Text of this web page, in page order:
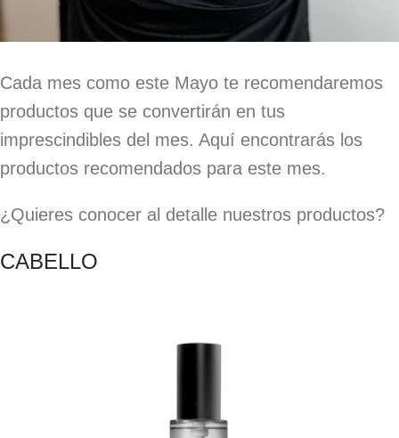
Cada mes como este Mayo te recomendaremos
productos que se convertirán en tus
imprescindibles del mes. Aquí encontrarás los
productos recomendados para este mes.
¿Quieres conocer al detalle nuestros productos?
CABELLO